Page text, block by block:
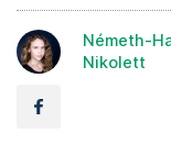
Németh-
Nikolett